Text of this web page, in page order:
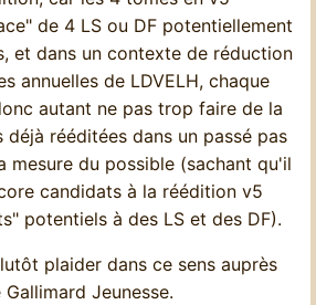
de 4 LS ou DF potentiellement
et dans un contexte de réduction
annuelles de LDVELH, chaque
autant ne pas trop faire de la
rééditées dans un passé pas
mesure du possible (sachant qu'il
candidats à la réédition v5
potentiels à des LS et des DF).
plaider dans ce sens auprès
Jeunesse.